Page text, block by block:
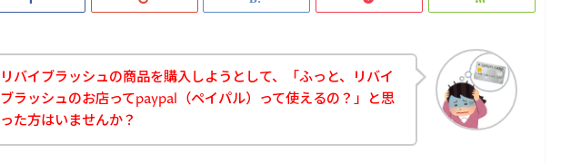
リバイブラッシュの商品を購入しようとして、「ふっと、リバイ
ブラッシュのお店ってpaypal（ペイパル）って使えるの？」と思
った方はいませんか？